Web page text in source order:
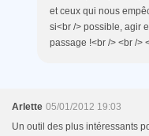
et ceux qui nous
si<br /> possible, agir
passage !<br /> <br />
Arlette 05/01/2012 19:03
Un outil des plus intéressants